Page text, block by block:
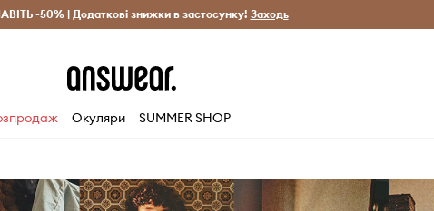
оригінальні товари Заощаджуй з Answear Club
-50% | Додаткові знижки в застосунку! Заходь
Окуляри SUMMER SHOP